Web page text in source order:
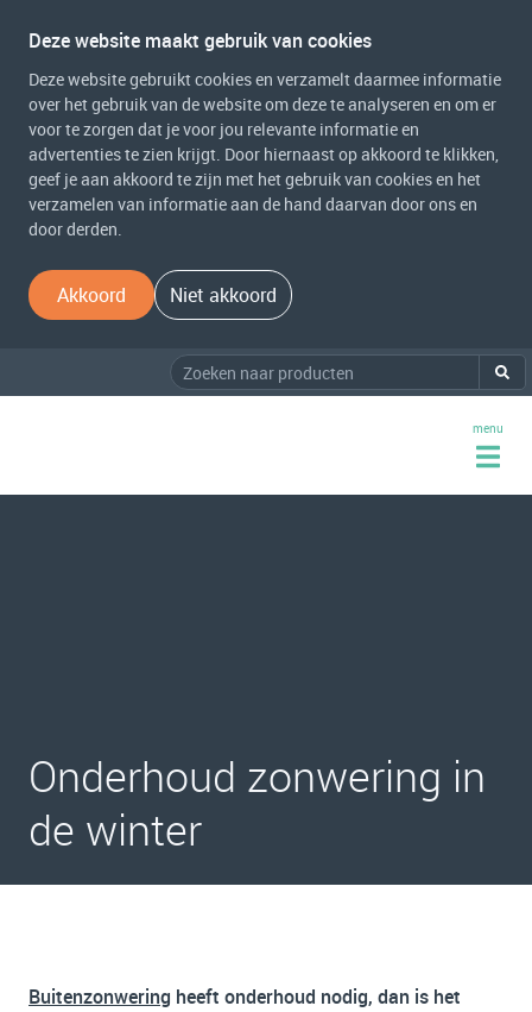
Deze website maakt gebruik van cookies
Deze website gebruikt cookies en verzamelt daarmee informatie
over het gebruik van de website om deze te analyseren en om er
voor te zorgen dat je voor jou relevante informatie en
advertenties te zien krijgt. Door hiernaast op akkoord te klikken,
geef je aan akkoord te zijn met het gebruik van cookies en het
verzamelen van informatie aan de hand daarvan door ons en
door derden.
Akkoord Niet akkoord
menu
Onderhoud zonwering in
de winter
Buitenzonwering heeft onderhoud nodig, dan is het